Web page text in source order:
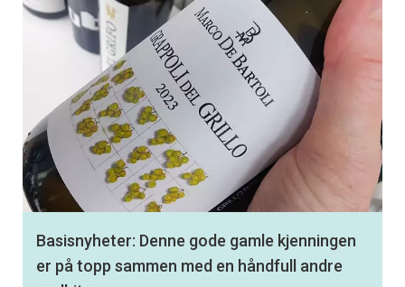
Best av 350 testede viner: Med denne
hvitvinen får du en smak av virkelig storhet